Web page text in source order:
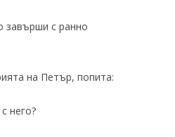
завърши с ранно
на Петър, попита:
него?